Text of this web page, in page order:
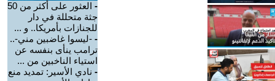
-
العثور على أكثر من 50
جثة متحللة في دار
للجنازات بأمريكا.. و ...
- -ليسوا غاضبين مني-..
ترامب ينأى بنفسه عن
استياء الناخبين من ...
- نادي الأسير: تمديد منع